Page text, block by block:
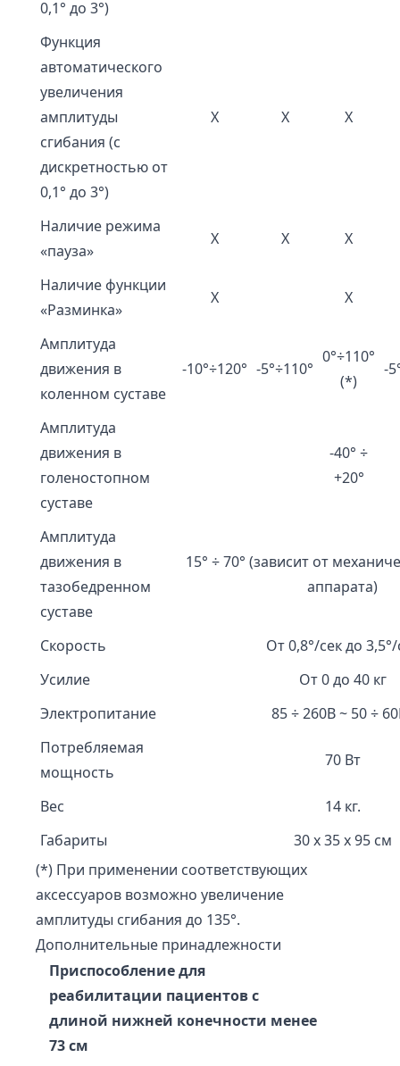
0,1° до 3°)
Функция
автоматического
увеличения
амплитуды
сгибания (с
дискретностью от
0,1° до 3°)
Х Х Х
Наличие режима
«пауза»
Х Х Х
Наличие функции
«Разминка»
Х Х
Амплитуда
движения в
коленном суставе
-10°÷120° -5°÷110°
0°÷110°
(*)
-
Амплитуда
движения в
голеностопном
суставе
-40° ÷
+20°
Амплитуда
движения в
тазобедренном
суставе
15° ÷ 70° (зависит от
аппарата)
Скорость
От 0,8°/сек до 3,5°/
Усилие
От 0 до 40 кг
Электропитание
85 ÷ 260В ~ 50 ÷
Потребляемая
мощность
70 Вт
Вес
14 кг.
Габариты
30 x 35 x 95 см
(*) При применении соответствующих
аксессуаров возможно увеличение
амплитуды сгибания до 135°.
Дополнительные принадлежности
Приспособление для
реабилитации пациентов с
длиной нижней конечности менее
73 см